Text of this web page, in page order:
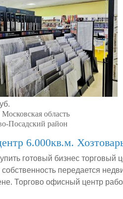
Московская область
Посадский район
6.000кв.м.
готовый бизнес
передается
Торгово офисный центр